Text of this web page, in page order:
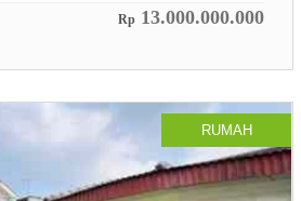
Rp 13.000.000.000
RUMAH